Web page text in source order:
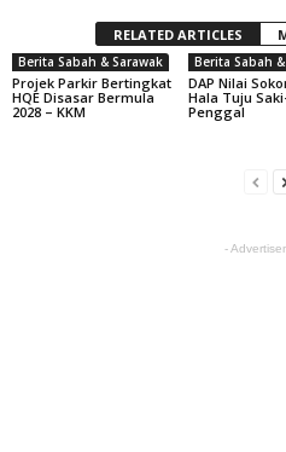
RELATED ARTICLES
Berita Sabah & Sarawak
Projek Parkir Bertingkat
HQE Disasar Bermula
2028 – KKM
Berita Sabah
DAP Nilai
Hala Tuju
Penggal
-